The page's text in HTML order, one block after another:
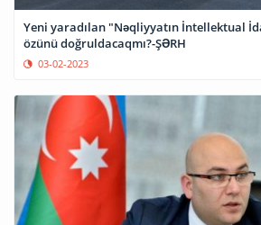
Yeni yaradılan "Nəqliyyatın İntellektual
özünü doğruldacaqmı?-ŞƏRH
03-02-2023